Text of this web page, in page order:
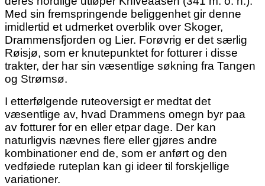
Med sin fremspringende beliggenhet gir denne
imidlertid et udmerket overblik over Skoger,
Drammensfjorden og Lier. Forøvrig er det særlig
Røisjø, som er knutepunktet for fotturer i disse
trakter, der har sin væsentlige søkning fra Tangen
og Strømsø.
I etterfølgende ruteoversigt er medtat det
væsentlige av, hvad Drammens omegn byr paa
av fotturer for en eller etpar dage. Der kan
naturligvis nævnes flere eller gjøres andre
kombinationer end de, som er anført og den
vedføiede ruteplan kan gi ideer til forskjellige
variationer.